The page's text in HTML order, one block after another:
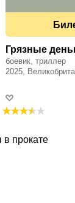
Грязные
боевик, триллер
2025,
прокате